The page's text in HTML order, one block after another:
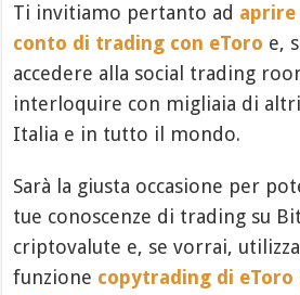
Ti invitiamo pertanto ad
conto di trading con eToro e,
accedere alla social trading
interloquire con migliaia di
Italia e in tutto il mondo.
Sarà la giusta occasione per
tue conoscenze di trading su
criptovalute e, se vorrai,
funzione copytrading di